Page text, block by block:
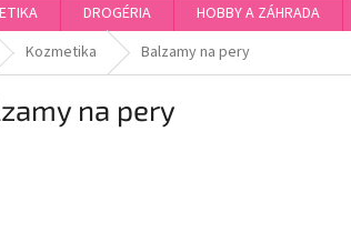
DROGÉRIA HOBBY A ZÁHRADA
Kozmetika Balzamy na pery
na pery